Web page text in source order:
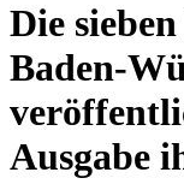
Die
Baden-
Ausgabe